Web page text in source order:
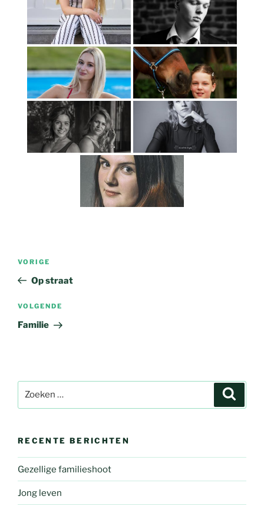
Vorig
bericht
VORIGE
Op straat
Volgend
bericht
VOLGENDE
Familie
naar:
RECENTE BERICHTEN
Gezellige familieshoot
Jong leven